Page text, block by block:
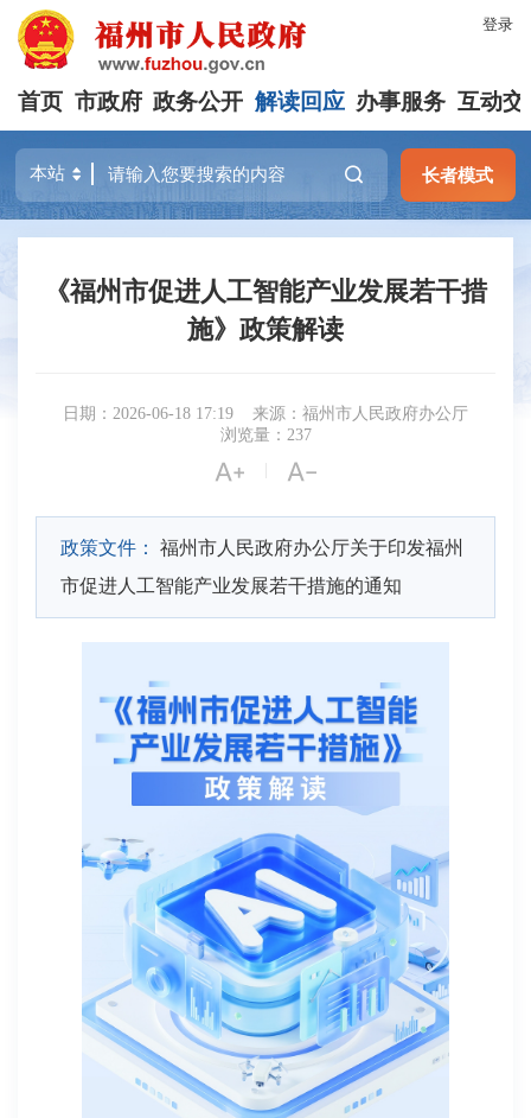
登录
首页 市政府 政务公开 解读回应 办事服务 互动交
长者模式
《福州市促进人工智能产业发展若干措
施》政策解读
日期：2026-06-18 17:19
来源：福州市人民政府办公厅
浏览量： 237
 | 
政策文件：
福州市人民政府办公厅关于印发福州
市促进人工智能产业发展若干措施的通知